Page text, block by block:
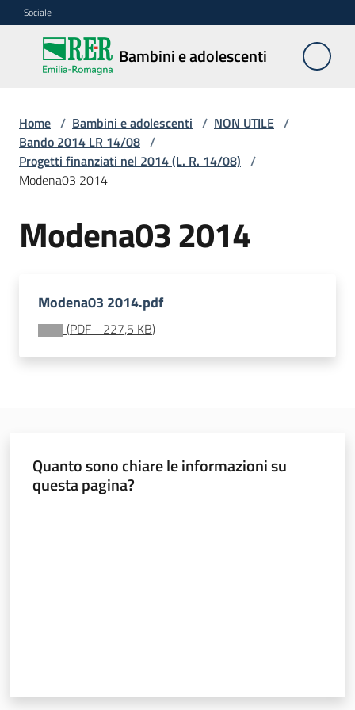
Vai al contenuto
Vai alla navigazione
Vai al footer
Sociale
Bambini e adolescenti
Bambini e
adolescenti
Accoglienza,
tutela
e
Centri
estivi
soggiorni
ricerca
Home / Bambini e adolescenti / NON UTILE /
Bando 2014 LR 14/08 /
Progetti finanziati nel 2014 (L. R. 14/08) /
Modena03 2014
Modena03 2014
Modena03 2014.pdf
(PDF - 227,5 KB)
Quanto sono chiare le informazioni su
questa pagina?